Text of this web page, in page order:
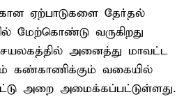
ஏற்பாடுகளை தேர்தல்
மேற்கொண்டு வருகிறது
அனைத்து மாவட்ட
கண்காணிக்கும் வகையில்
அறை அமைக்கப்பட்டுள்ளது.